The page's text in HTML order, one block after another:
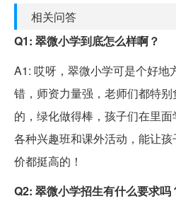
相关问答
Q1: 翠微小学到底怎么样啊？
A1: 哎呀，翠微小学可是个好地
错，师资力量强，老师们都特
的，绿化做得棒，孩子们在里
各种兴趣班和课外活动，能让
价都挺高的！
Q2: 翠微小学招生有什么要求吗